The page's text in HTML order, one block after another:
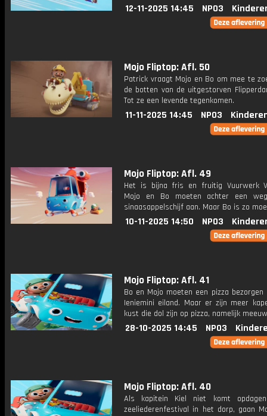
12-11-2025 14:45 NPO3
Mojo Fliptop: Afl. 50
Patrick vraagt Mojo en Bo om mee te
de botten van de uitgestorven
Tot ze een levende tegenkomen.
11-11-2025 14:45 NPO3
Mojo Fliptop: Afl. 49
Het is bijna fris en fruitig Vuurwerk
Mojo en Bo moeten achter een
sinaasappelschijf aan. Maar Bo is zo
10-11-2025 14:50 NPO3
Mojo Fliptop: Afl. 41
Bo en Mojo moeten een pizza bezorgen
Ieniemini eiland. Maar er zijn meer
kust die dol zijn op pizza, namelijk
28-10-2025 14:45 NPO3
Mojo Fliptop: Afl. 40
Als kapitein Kiel niet komt
zeeliederenfestival in het dorp, gaan